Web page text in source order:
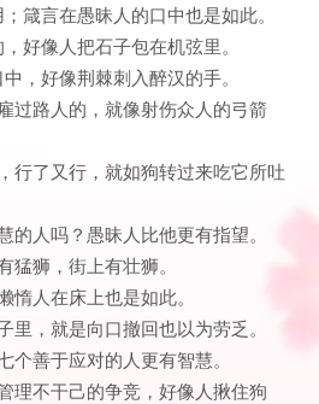
箴言在愚昧人的口中也是如此。
好像人把石子包在机弦里。
，好像荆棘刺入醉汉的手。
过路人的，就像射伤众人的弓箭
行了又行，就如狗转过来吃它所吐
的人吗？愚昧人比他更有指望。
猛狮，街上有壮狮。
惰人在床上也是如此。
里，就是向口撤回也以为劳乏。
个善于应对的人更有智慧。
理不干己的争竞，好像人揪住狗